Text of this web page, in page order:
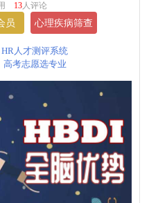
13人评论
HR人才测评系统
高考志愿选专业